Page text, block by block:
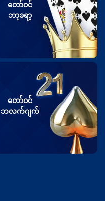
တော်ဝင်
ဘာ့ခရာ့
တော်ဝင်
ဘလက်ဂျက်